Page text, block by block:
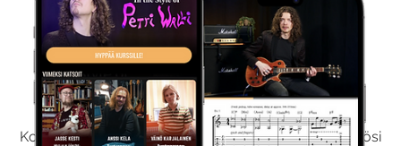
Kokeile Ilmaiseksi
Kokeilemalla ilmaiseksi saat koko sisältömme käyttöösi